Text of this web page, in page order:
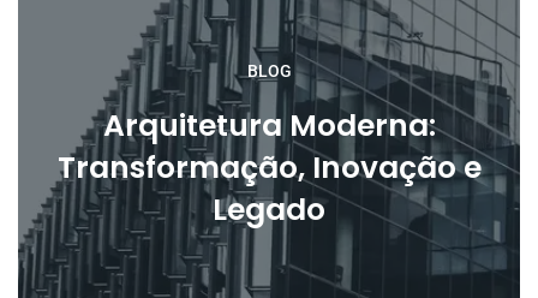
BLOG
Arquitetura Moderna:
Transformação, Inovação e
Legado